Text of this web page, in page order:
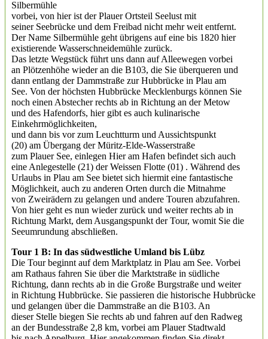
Silbermühle
vorbei, von hier ist der Plauer Ortsteil Seelust mit
seiner Seebrücke und dem Freibad nicht mehr weit entfernt.
Der Name Silbermühle geht übrigens auf eine bis 1820 hier
existierende Wasserschneidemühle zurück.
Das letzte Wegstück führt uns dann auf Alleewegen vorbei
an Plötzenhöhe wieder an die B103, die Sie überqueren und
dann entlang der Dammstraße zur Hubbrücke in Plau am
See. Von der höchsten Hubbrücke Mecklenburgs können Sie
noch einen Abstecher rechts ab in Richtung an der Metow
und des Hafendorfs, hier gibt es auch kulinarische
Einkehrmöglichkeiten,
und dann bis vor zum Leuchtturm und Aussichtspunkt
(20) am Übergang der Müritz-Elde-Wasserstraße
zum Plauer See, einlegen Hier am Hafen befindet sich auch
eine Anlegestelle (21) der Weissen Flotte (01) . Während des
Urlaubs in Plau am See bietet sich hiermit eine fantastische
Möglichkeit, auch zu anderen Orten durch die Mitnahme
von Zweirädern zu gelangen und andere Touren abzufahren.
Von hier geht es nun wieder zurück und weiter rechts ab in
Richtung Markt, dem Ausgangspunkt der Tour, womit Sie die
Seeumrundung abschließen.
Tour 1 B: In das südwestliche Umland bis Lübz
Die Tour beginnt auf dem Marktplatz in Plau am See. Vorbei
am Rathaus fahren Sie über die Marktstraße in südliche
Richtung, dann rechts ab in die Große Burgstraße und weiter
in Richtung Hubbrücke. Sie passieren die historische Hubbrücke
und gelangen über die Dammstraße an die B103. An
dieser Stelle biegen Sie rechts ab und fahren auf den Radweg
an der Bundesstraße 2,8 km, vorbei am Plauer Stadtwald